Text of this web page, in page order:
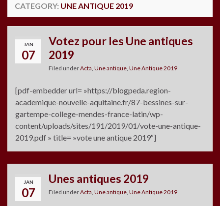
CATEGORY: UNE ANTIQUE 2019
JAN
07
Votez pour les Une antiques
2019
Filed underActa Une antique Une Antique 2019
[pdf-embedder url= »https://blogpeda.region-
academique-nouvelle-aquitaine.fr/87-bessines-sur-
gartempe-college-mendes-france-latin/wp-
content/uploads/sites/191/2019/01/vote-une-antique-
2019.pdf » title= »vote une antique 2019″]
JAN
07
Unes antiques 2019
Filed underActa Une antique Une Antique 2019